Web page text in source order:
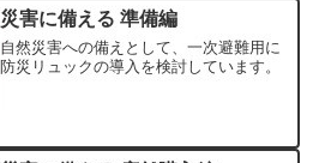
災害に備える 準備編
自然災害への備えとして、一次避難用に
防災リュックの導入を検討しています。